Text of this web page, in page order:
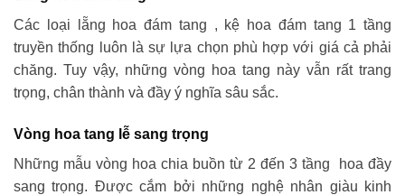
Các loại lẵng hoa đám tang , kệ hoa đám tang 1 tầng
truyền thống luôn là sự lựa chọn phù hợp với giá cả phải
chăng. Tuy vậy, những vòng hoa tang này vẫn rất trang
trọng, chân thành và đầy ý nghĩa sâu sắc.
Vòng hoa tang lễ sang trọng
Những mẫu vòng hoa chia buồn từ 2 đến 3 tầng hoa đầy
sang trọng. Được cắm bởi những nghệ nhân giàu kinh